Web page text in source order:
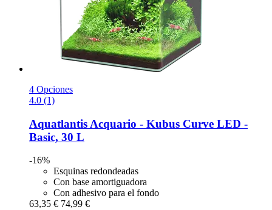
4 Opciones
4.0 (1)
Aquatlantis Acquario -​ Kubus Curve LED -​
Basic, 30 L
-16%
Esquinas redondeadas
Con base amortiguadora
Con adhesivo para el fondo
63,35 € 74,99 €